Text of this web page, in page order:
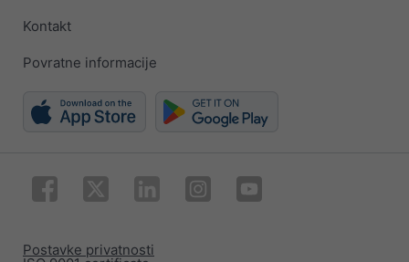
Kontakt
Povratne informacije
Postavke privatnosti